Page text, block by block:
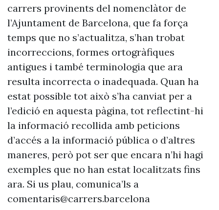
carrers provinents del nomenclàtor de
l’Ajuntament de Barcelona, que fa força
temps que no s’actualitza, s’han trobat
incorreccions, formes ortogràfiques
antigues i també terminologia que ara
resulta incorrecta o inadequada. Quan ha
estat possible tot això s’ha canviat per a
l’edició en aquesta pàgina, tot reflectint-hi
la informació recollida amb peticions
d’accés a la informació pública o d’altres
maneres, però pot ser que encara n’hi hagi
exemples que no han estat localitzats fins
ara. Si us plau, comunica’ls a
comentaris@carrers.barcelona